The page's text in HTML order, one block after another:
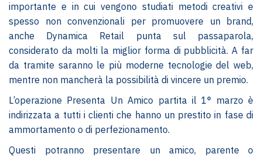
importante e in cui vengono studiati metodi creativi e
spesso non convenzionali per promuovere un brand,
anche Dynamica Retail punta sul passaparola,
considerato da molti la miglior forma di pubblicità. A far
da tramite saranno le più moderne tecnologie del web,
mentre non mancherà la possibilità di vincere un premio.
L’operazione Presenta Un Amico partita il 1° marzo è
indirizzata a tutti i clienti che hanno un prestito in fase di
ammortamento o di perfezionamento.
Questi potranno presentare un amico, parente o